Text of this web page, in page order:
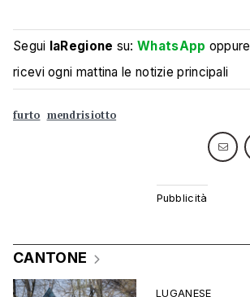
Segui laRegione su:WhatsApp oppure
ricevi ogni mattina le notizie principali
furto mendrisiotto
CANTONE
LUGANESE